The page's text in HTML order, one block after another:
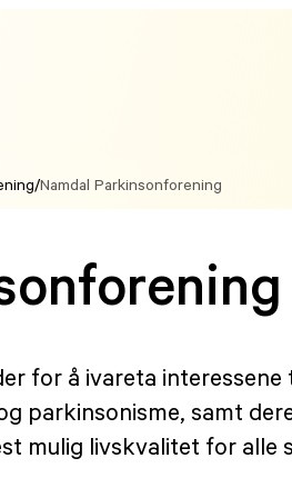
/Namdal Parkinsonforening
for å ivareta interessene
parkinsonisme, samt
mulig livskvalitet for alle